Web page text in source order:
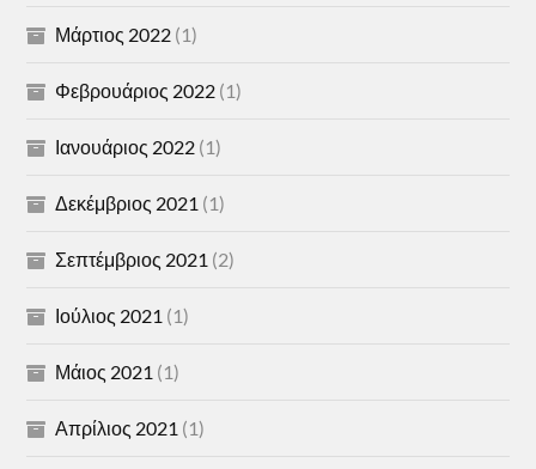
Μάρτιος 2022 (1)
Φεβρουάριος 2022 (1)
Ιανουάριος 2022 (1)
Δεκέμβριος 2021 (1)
Σεπτέμβριος 2021 (2)
Ιούλιος 2021 (1)
Μάιος 2021 (1)
Απρίλιος 2021 (1)